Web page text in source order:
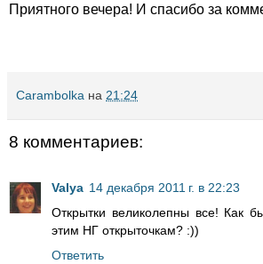
Приятного вечера! И спасибо за
Carambolka на 21:24
8 комментариев:
Valya 14 декабря 2011 г. в 22:23
Открытки великолепны все! Как
этим НГ открыточкам? :))
Ответить